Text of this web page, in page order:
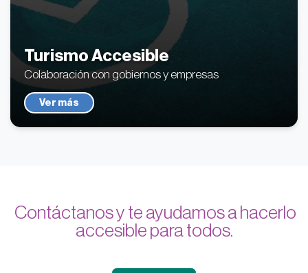
Turismo Accesible
Colaboración con gobiernos y empresas
Ver más
Contáctanos y te ayudamos a hacerlo
accesible para todos.